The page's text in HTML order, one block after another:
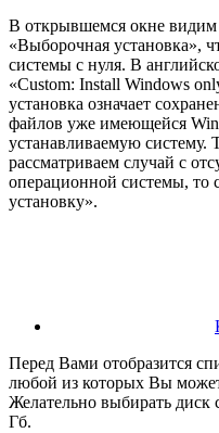
В открывшемся окне
«Выборочная установка»,
системы с нуля. В
«Custom: Install Windows
установка означает
файлов уже имеющейся
устанавливаемую
рассматриваем случай с
операционной системы, то
установку».
Перед Вами отобразится
любой из которых Вы
Желательно выбирать
Гб.